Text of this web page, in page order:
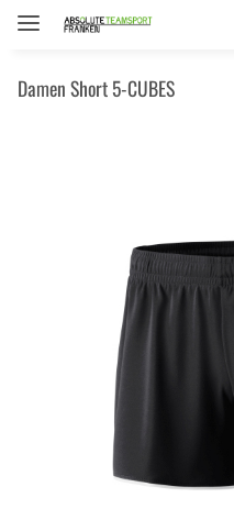
Damen Short 5-CUBES